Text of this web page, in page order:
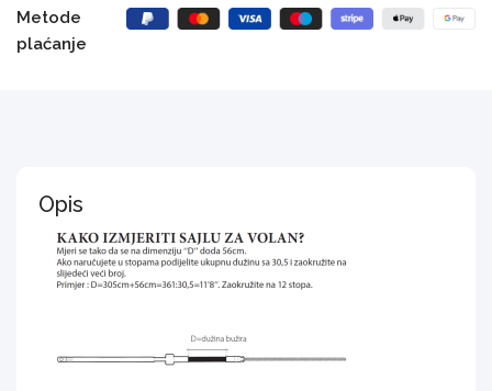
Metode
plaćanje
Opis